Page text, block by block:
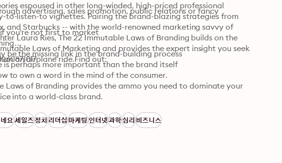
espoused in other long-winded, high-priced professional
to-listen-to vignettes. Pairing the brand-blazing strategies from
and Starbucks -- with the world-renowned marketing savvy of
Laura Ries, The 22 Immutable Laws of Branding builds on the
Laws of Marketing and provides the expert insight you seek
an airplane ride.Find out:
advertising, sales promotion, public relations or fancy
you're not first to market
the missing link in the brand-building process
perhaps more important than the brand itself
to own a word in the mind of the consumer.
Laws of Branding provides the ammo you need to dominate your
into a world-class brand.
요세일즈정치리더십마케팅인터넷과학심리비즈니스